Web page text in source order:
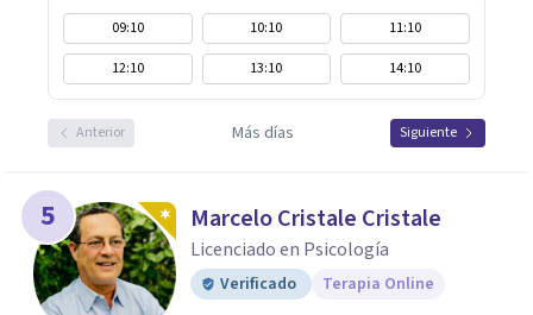
09:10 10:10
11:10
12:10
13:10 14:10
Anterior Más días Siguiente
5 Marcelo Cristale Cristale
Licenciado en Psicología
Verificado Terapia Online